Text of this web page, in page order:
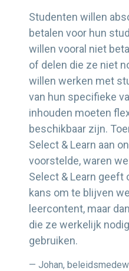
Studenten willen
betalen voor hun
willen vooral niet
of delen die ze niet
willen werken met
van hun specifieke
inhouden moeten
beschikbaar zijn.
Select & Learn aan
voorstelde, waren
Select & Learn geeft
kans om te blijven
leercontent, maar
die ze werkelijk
gebruiken.
— Johan,